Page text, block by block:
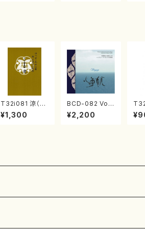
T32i081 涼（尺
八/初代 山本邦
山/尺八/都山式
¥1,300
BCD-082 Voy
age 田辺頌山の
演奏によるマー
¥2,200
き
玄